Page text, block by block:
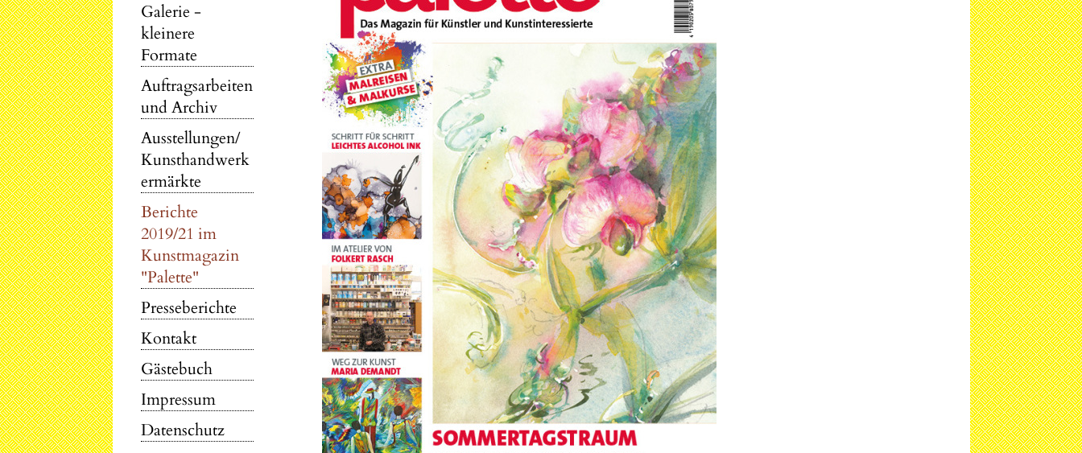
Galerie -
kleinere
Formate
Auftragsarbeiten
und Archiv
Ausstellungen/
Kunsthandwerk
ermärkte
Berichte
2019/21 im
Kunstmagazin
"Palette"
Presseberichte
Kontakt
Gästebuch
Impressum
Datenschutz